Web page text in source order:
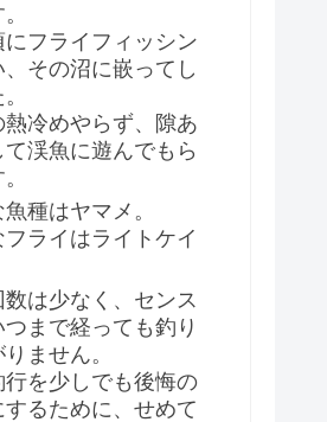
にフライフィッシン
、その沼に嵌ってし
熱冷めやらず、隙あ
て渓魚に遊んでもら
種はヤマメ。
ライはライトケイ
は少なく、センス
つまで経っても釣り
ません。
を少しでも後悔の
るために、せめて